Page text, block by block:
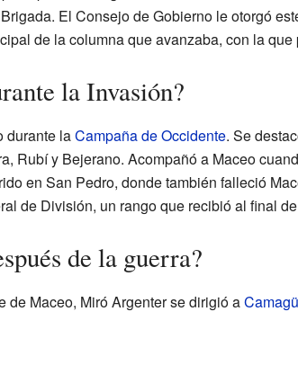
El Consejo de Gobierno le otorgó
de la columna que avanzaba, con la que
la Invasión?
durante laCampaña de Occidente. Se
Rubí y Bejerano. Acompañó a Maceo
en San Pedro, donde también falleció
de División, un rango que recibió al final
de la guerra?
de Maceo, Miró Argenter se dirigió a